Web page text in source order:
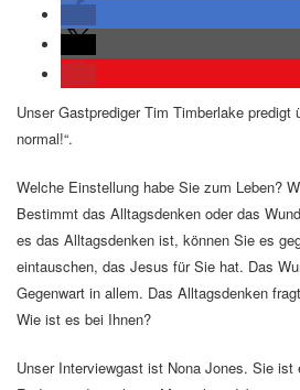
Unser Gastprediger Tim Timberlake predigt
normal!“.
Welche Einstellung habe Sie zum Leben?
Bestimmt das Alltagsdenken oder das
es das Alltagsdenken ist, können Sie es
eintauschen, das Jesus für Sie hat. Das
Gegenwart in allem. Das Alltagsdenken
Wie ist es bei Ihnen?
Unser Interviewgast ist Nona Jones. Sie ist